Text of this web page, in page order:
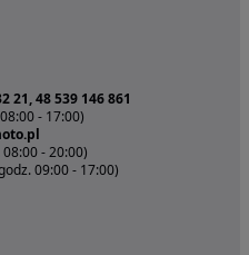
21, 48 539 146 861
- 17:00)
- 20:00)
09:00 - 17:00)